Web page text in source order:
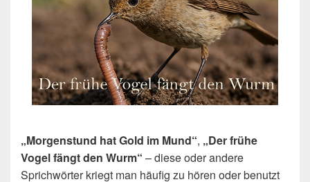
„Morgenstund hat Gold im Mund“, „Der frühe
Vogel fängt den Wurm“ – diese oder andere
Sprichwörter kriegt man häufig zu hören oder benutzt